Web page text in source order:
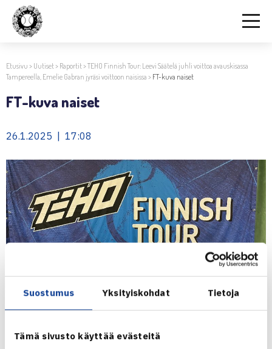
Suostumus Yksityiskohdat Tietoja
Tämä sivusto käyttää evästeitä
Etusivu > Uutiset> Raportit>TEHO Finnish Tour: Leevi Säätelä juhli voittoa avauskisassa
Tampereella, Emelie Gabran jyräsi voittoon naisissa > FT-kuva naiset
FT-kuva naiset
26.1.2025 | 17:08